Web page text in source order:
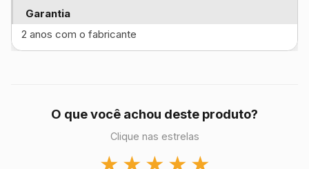
Garantia
2 anos com o fabricante
O que você achou deste produto?
Clique nas estrelas